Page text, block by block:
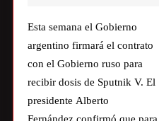
Esta semana el Gobierno
argentino firmará el contrato
con el Gobierno ruso para
recibir dosis de Sputnik V. El
presidente Alberto
Fernández confirmó que para